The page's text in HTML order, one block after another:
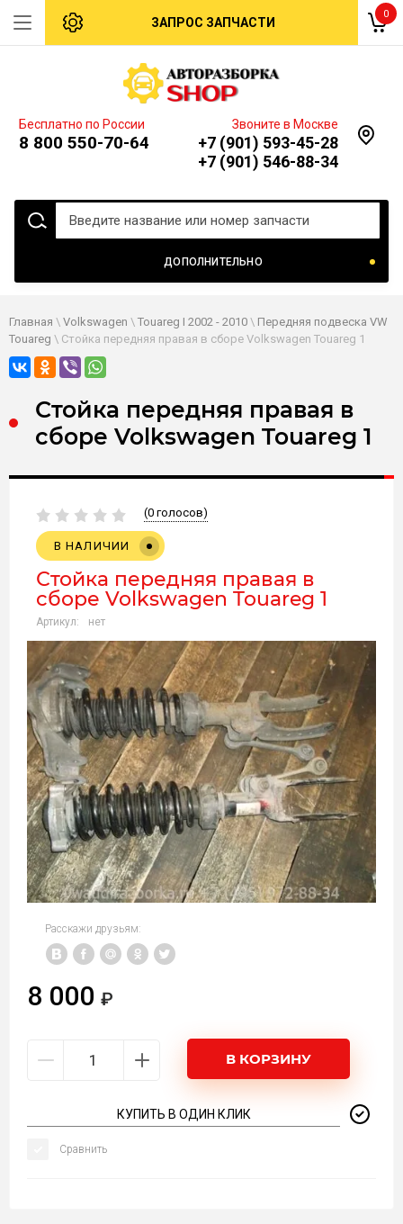
0
ЗАПРОС ЗАПЧАСТИ
Бесплатно по России
8 800 550-70-64
Звоните в Москве
+7 (901) 593-45-28
+7 (901) 546-88-34
ДОПОЛНИТЕЛЬНО
Главная \ Volkswagen \ Touareg I 2002 - 2010 \ Передняя подвеска VW
Touareg \ Стойка передняя правая в сборе Volkswagen Touareg 1
Стойка передняя правая в
сборе Volkswagen Touareg 1
(0 голосов)
В НАЛИЧИИ
Стойка передняя правая в
сборе Volkswagen Touareg 1
Артикул: нет
Расскажи друзьям:
8 000
В КОРЗИНУ
КУПИТЬ В ОДИН КЛИК
Сравнить